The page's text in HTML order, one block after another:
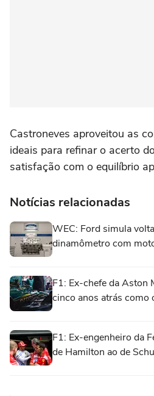
Castroneves aproveitou as
ideais para refinar o acerto
satisfação com o equilíbrio
Notícias relacionadas
WEC: Ford simula
dinamômetro com
F1: Ex-chefe da Aston
cinco anos atrás como
F1: Ex-engenheiro da
de Hamilton ao de